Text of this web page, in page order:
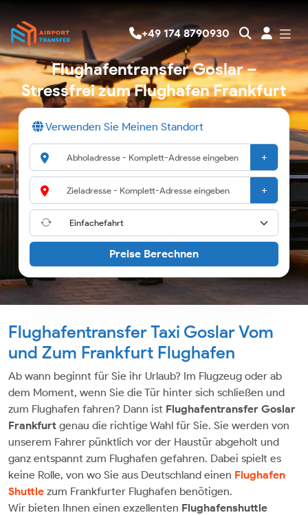
+49 174 8790930
Flughafentransfer Goslar –
Stressfrei zum Flughafen Frankfurt
Verwenden Sie Meinen Standort
+
+
Preise Berechnen
Flughafentransfer Taxi Goslar Vom
und Zum Frankfurt Flughafen
Ab wann beginnt für Sie ihr Urlaub? Im Flugzeug oder ab
dem Moment, wenn Sie die Tür hinter sich schließen und
zum Flughafen fahren? Dann ist Flughafentransfer Goslar
Frankfurt genau die richtige Wahl für Sie. Sie werden von
unserem Fahrer pünktlich vor der Haustür abgeholt und
ganz entspannt zum Flughafen gefahren. Dabei spielt es
keine Rolle, von wo Sie aus Deutschland einen Flughafen
Shuttle zum Frankfurter Flughafen benötigen.
Wir bieten Ihnen einen exzellenten Flughafenshuttle